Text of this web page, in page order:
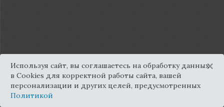
Используя сайт, вы соглашаетесь на обработку данных
в Cookies для корректной работы сайта, вашей
персонализации и других целей, предусмотренных
Политикой
×